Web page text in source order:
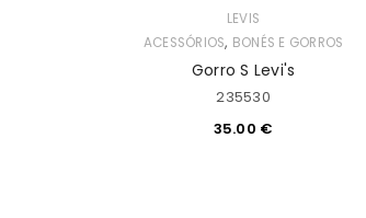
LEVIS
ACESSÓRIOS, BONÉS E GORROS
Gorro S Levi's
235530
35.00 €